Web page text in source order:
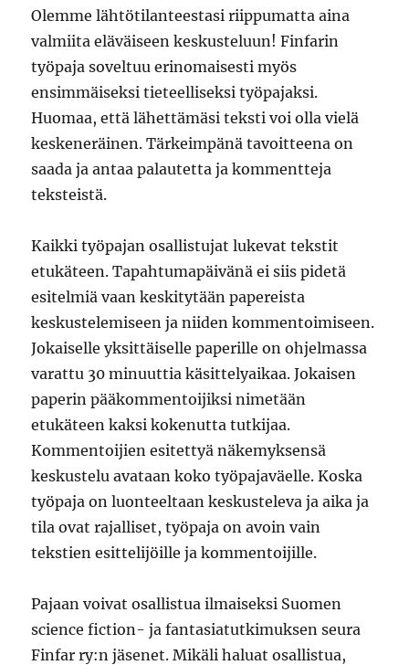
Olemme lähtötilanteestasi riippumatta aina
valmiita eläväiseen keskusteluun! Finfarin
työpaja soveltuu erinomaisesti myös
ensimmäiseksi tieteelliseksi työpajaksi.
Huomaa, että lähettämäsi teksti voi olla vielä
keskeneräinen. Tärkeimpänä tavoitteena on
saada ja antaa palautetta ja kommentteja
teksteistä.
Kaikki työpajan osallistujat lukevat tekstit
etukäteen. Tapahtumapäivänä ei siis pidetä
esitelmiä vaan keskitytään papereista
keskustelemiseen ja niiden kommentoimiseen.
Jokaiselle yksittäiselle paperille on ohjelmassa
varattu 30 minuuttia käsittelyaikaa. Jokaisen
paperin pääkommentoijiksi nimetään
etukäteen kaksi kokenutta tutkijaa.
Kommentoijien esitettyä näkemyksensä
keskustelu avataan koko työpajaväelle. Koska
työpaja on luonteeltaan keskusteleva ja aika ja
tila ovat rajalliset, työpaja on avoin vain
tekstien esittelijöille ja kommentoijille.
Pajaan voivat osallistua ilmaiseksi Suomen
science fiction- ja fantasiatutkimuksen seura
Finfar ry:n jäsenet. Mikäli haluat osallistua,